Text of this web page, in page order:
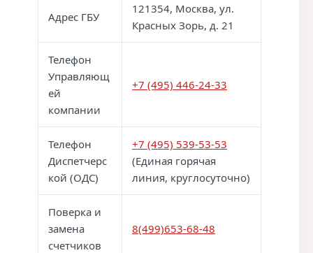
Адрес ГБУ
121354, Москва, ул.
Красных Зорь, д. 21
Телефон
Управляющ
ей
компании
+7 (495) 446-24-33
Телефон
Диспетчерс
кой (ОДС)
+7 (495) 539-53-53
(Единая горячая
линия, круглосуточно)
Поверка и
замена
счетчиков
8(499)653-68-48